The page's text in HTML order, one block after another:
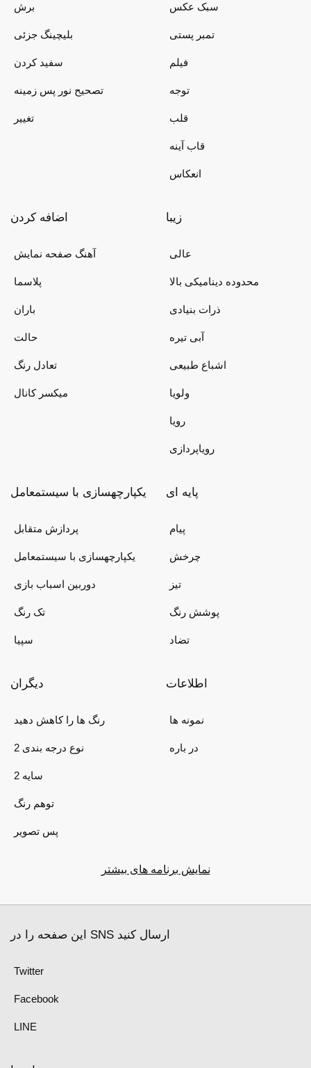
برش
بلیچینگ جزئی
سفید کردن
تصحیح نور پس زمینه
تغییر
سبک عکس
تمبر پستی
فیلم
توجه
قلب
قاب آینه
انعکاس
اضافه کردن
آهنگ صفحه نمایش
پلاسما
باران
حالت
تعادل رنگ
میکسر کانال
زیبا
عالی
محدوده دینامیکی بالا
ذرات بنیادی
آبی تیره
اشباع طبیعی
ولویا
رویا
رویاپردازی
یکپارچهسازی با سیستمعامل
پردازش متقابل
یکپارچهسازی با سیستمعامل
دوربین اسباب بازی
تک رنگ
سپیا
پایه ای
پیام
چرخش
تیز
پوشش رنگ
تضاد
دیگران
رنگ ها را کاهش دهید
2 نوع درجه بندی
2 سایه
توهم رنگ
پس تصویر
اطلاعات
نمونه ها
در باره
نمایش برنامه های بیشتر
این صفحه را در SNS ارسال کنید
Twitter
Facebook
LINE